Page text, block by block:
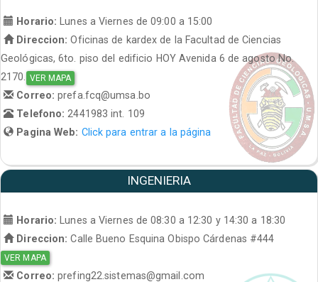
Horario: Lunes a Viernes de 09:00 a 15:00
Direccion: Oficinas de kardex de la Facultad de Ciencias
Geológicas, 6to. piso del edificio HOY Avenida 6 de agosto No.
2170. VER MAPA
Correo:prefa.fcq@umsa.bo
Telefono:2441983 int. 109
Pagina Web: Click para entrar a la página
INGENIERIA
Horario:
Lunes a Viernes de 08:30 a 12:30 y 14:30 a 18:30
Direccion: Calle Bueno Esquina Obispo Cárdenas #444
VER MAPA
Correo:prefing22.sistemas@gmail.com